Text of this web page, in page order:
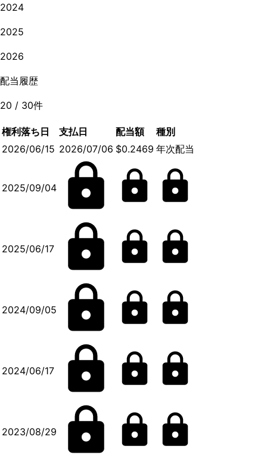
2024
2025
2026
配当履歴
20 / 30件
権利落ち日 支払日 配当額
種別
2026/06/15 2026/07/06 $0.2469 年次配当
2025/09/04
2025/06/17
2024/09/05
2024/06/17
2023/08/29